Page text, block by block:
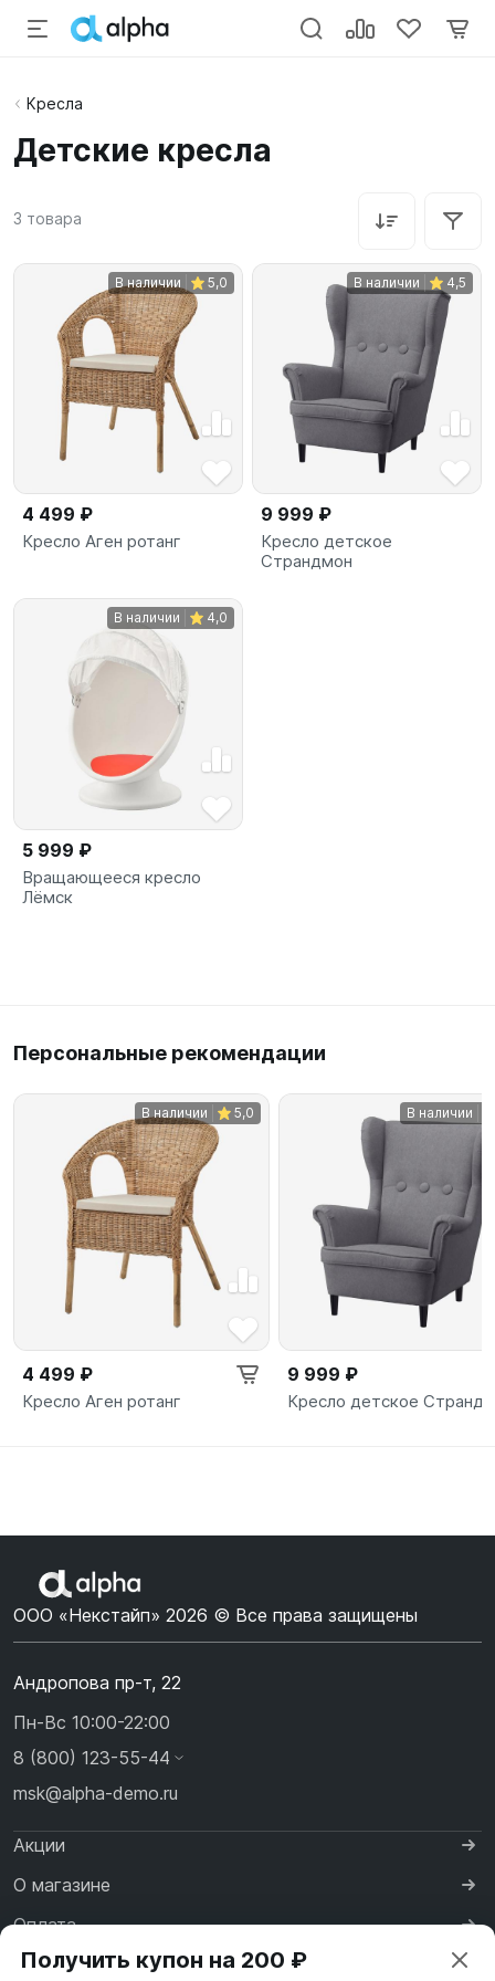
Кресла
Детские кресла
3 товара
В наличии 5,0
4 499 ₽
Кресло Аген ротанг
В наличии 4,5
9 999 ₽
Кресло детское
Страндмон
В наличии 4,0
5 999 ₽
Вращающееся кресло
Лёмск
Персональные рекомендации
В наличии 5,0
4 499 ₽
Кресло Аген ротанг
В наличии
9 999 ₽
Кресло детское
ООО «Некстайп» 2026 © Все права защищены
Андропова пр-т, 22
Пн-Вс 10:00-22:00
8 (800) 123-55-44
msk@alpha-demo.ru
Акции
О магазине
Оплата
Доставка
Получить купон на 200 ₽